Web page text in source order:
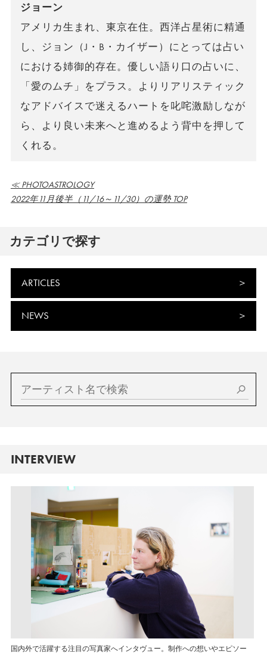
ジョーン
アメリカ生まれ、東京在住。西洋占星術に精通
し、ジョン（J・B・カイザー）にとっては占い
における姉御的存在。優しい語り口の占いに、
「愛のムチ」をプラス。よりリアリスティック
なアドバイスで迷えるハートを叱咤激励しなが
ら、より良い未来へと進めるよう背中を押して
くれる。
≪ PHOTOASTROLOGY
2022年11月後半（11/16～11/30）の運勢 TOP
カテゴリで探す
ARTICLES
NEWS
INTERVIEW
国内外で活躍する注目の写真家へインタヴュー。制作への想いやエピソー